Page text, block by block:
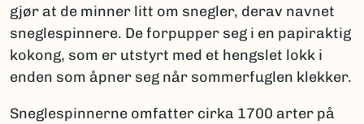
gjør at de minner litt om snegler, derav navnet
sneglespinnere. De forpupper seg i en papiraktig
kokong, som er utstyrt med et hengslet lokk i
enden som åpner seg når sommerfuglen klekker.
Sneglespinnerne omfatter cirka 1700 arter på